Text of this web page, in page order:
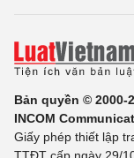
Bản quyền © 2000-
INCOM
Giấy phép thiết lập